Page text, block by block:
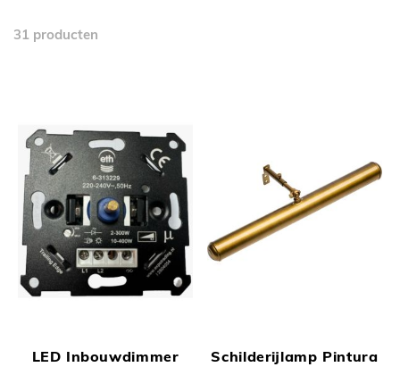
31 producten
LED Inbouwdimmer
Schilderijlamp Pintura